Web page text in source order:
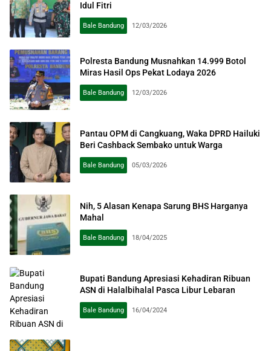
Idul Fitri
Bale Bandung 12/03/2026
Polresta Bandung Musnahkan 14.999 Botol
Miras Hasil Ops Pekat Lodaya 2026
Bale Bandung 12/03/2026
Pantau OPM di Cangkuang, Waka DPRD Hailuki
Beri Cashback Sembako untuk Warga
Bale Bandung 05/03/2026
Nih, 5 Alasan Kenapa Sarung BHS Harganya
Mahal
Bale Bandung 18/04/2025
Bupati Bandung Apresiasi Kehadiran Ribuan
ASN di Halalbihalal Pasca Libur Lebaran
Bale Bandung 16/04/2024